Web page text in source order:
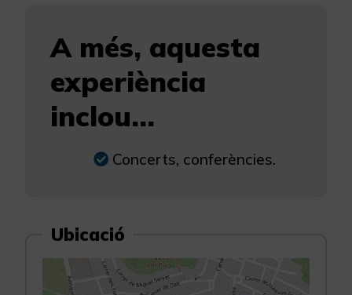
A més, aquesta
experiència
inclou...
Concerts, conferències.
Ubicació